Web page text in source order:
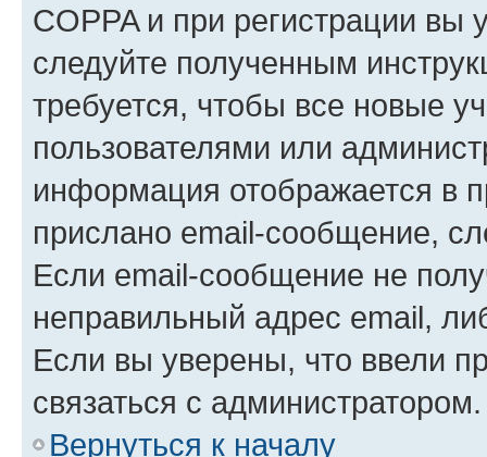
COPPA и при регистрации вы
следуйте полученным
требуется, чтобы все новые
пользователями или
информация отображается в
прислано email-сообщение,
Если email-сообщение не
неправильный адрес email,
Если вы уверены, что ввели
связаться с администратором.
Вернуться к началу